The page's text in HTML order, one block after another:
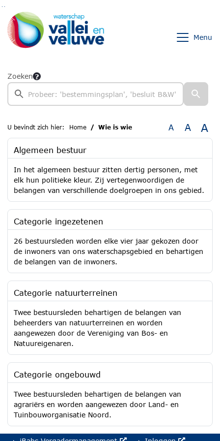
Ga naar de inhoud van deze pagina
Ga naar het zoeken
Ga naar het menu
Menu
Zoeken
U bevindt zich hier: Home Wie is wie A A A
Algemeen bestuur
In het algemeen bestuur zitten dertig personen, met
elk hun politieke kleur. Zij vertegenwoordigen de
belangen van verschillende doelgroepen in ons gebied.
Categorie ingezetenen
26 bestuursleden worden elke vier jaar gekozen door
de inwoners van ons waterschapsgebied en behartigen
de belangen van de inwoners.
Categorie natuurterreinen
Twee bestuursleden behartigen de belangen van
beheerders van natuurterreinen en worden
aangewezen door de Vereniging van Bos- en
Natuureigenaren.
Categorie ongebouwd
Twee bestuursleden behartigen de belangen van
agrariërs en worden aangewezen door Land- en
Tuinbouworganisatie Noord.